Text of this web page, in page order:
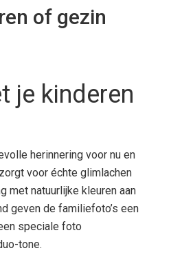
of gezin
je kinderen
herinnering voor nu en
voor échte glimlachen
met natuurlijke kleuren aan
geven de familiefoto’s een
speciale foto
tone.